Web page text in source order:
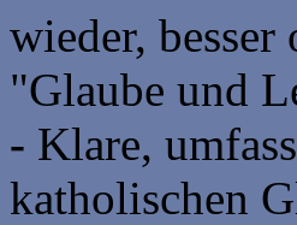
wieder,
"Glaube und
- Klare,
katholischen